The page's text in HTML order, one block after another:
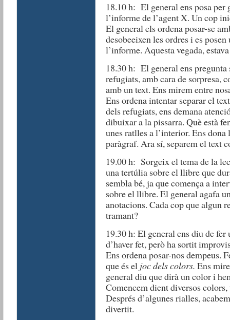
18.10 h: El general ens posa per
l’informe de l’agent X. Un cop
El general els ordena posar-se
desobeeixen les ordres i es
l’informe. Aquesta vegada,
18.30 h: El general ens pregunta
refugiats, amb cara de sorpresa,
amb un text. Ens mirem entre
Ens ordena intentar separar el
dels refugiats, ens demana
dibuixar a la pissarra. Què està
unes ratlles a l’interior. Ens
paràgraf. Ara sí, separem el text
19.00 h: Sorgeix el tema de la
una tertúlia sobre el llibre que
sembla bé, ja que comença a
sobre el llibre. El general agafa
anotacions. Cada cop que algun
tramant?
19.30 h: El general ens diu de
d’haver fet, però ha sortit
Ens ordena posar-nos dempeus.
que és el joc dels colors. Ens
general diu que dirà un color i
Comencem dient diversos
Després d’algunes rialles,
divertit.